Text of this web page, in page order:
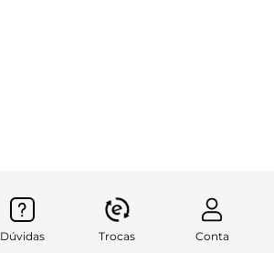
Dúvidas Trocas Conta